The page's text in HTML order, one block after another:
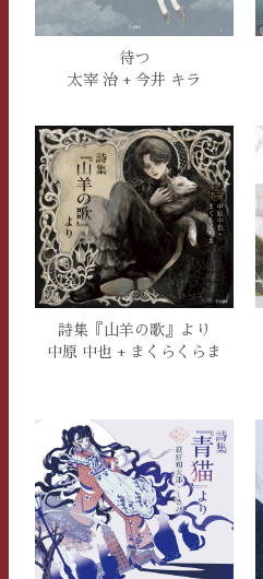
待つ
太宰 治 + 今井 キラ
詩集『山羊の歌』より
中原 中也 + まくらくらま